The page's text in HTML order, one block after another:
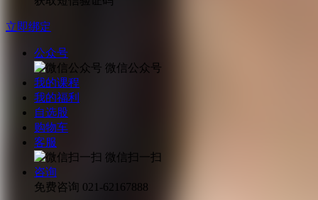
立即绑定
公众号
微信公众号
我的课程
我的福利
自选股
购物车
客服
微信扫一扫
咨询
免费咨询 021-62167888